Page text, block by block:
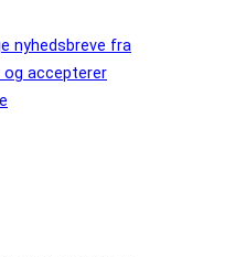
nyhedsbreve fra
og accepterer